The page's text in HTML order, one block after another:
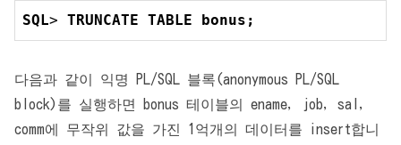
SQL> TRUNCATE TABLE bonus;
다음과 같이 익명 PL/SQL 블록(anonymous PL/SQL
block)를 실행하면 bonus 테이블의 ename, job, sal,
comm에 무작위 값을 가진 1억개의 데이터를 insert합니